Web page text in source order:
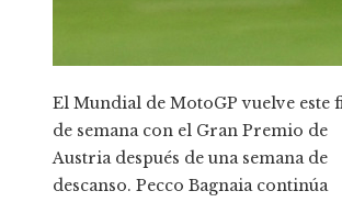
El Mundial de MotoGP vuelve este
de semana con el Gran Premio de
Austria después de una semana de
descanso. Pecco Bagnaia continúa